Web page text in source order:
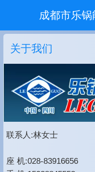
成都市乐锅
关于我们
联系人:林女士
座 机:028-83916656